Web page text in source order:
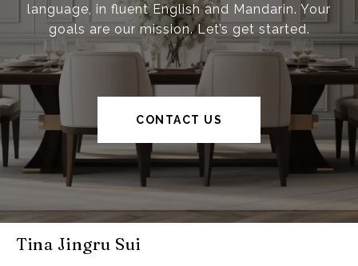
language, in fluent English and Mandarin. Your
goals are our mission. Let’s get started.
CONTACT US
Tina Jingru Sui